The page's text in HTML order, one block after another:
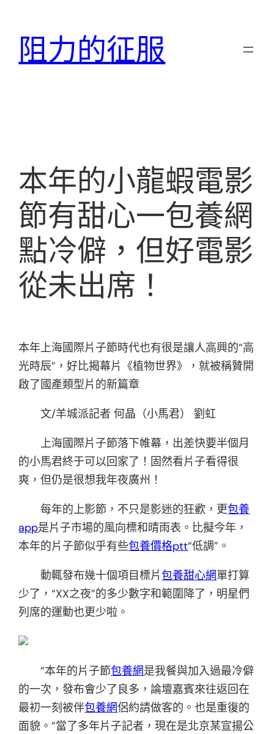
阻力的征服
本年的小龍蝦電影
節有甜心一包養網
點冷僻，但好電影
從未出席！
本年上海國際片子節時代也有很是讓人高興的“高
光時辰”，好比揭幕片《植物世界》，就被稱贊開
啟了國產類型片的新篇章
文/羊城派記者 何晶（小馬君） 劉虹
上海國際片子節落下帷幕，出差快要半個月
的小馬君終于可以回家了！固然看片子看得很
爽，但仍是很想我年夜廣州！
每年的上影節，不只是影迷的狂歡，更包養
app是片子市場的風向標和晴雨表。比擬今年，
本年的片子節似乎有些包養價格ptt“低調”。
動輒發布幾十個項目標片包養甜心網單打算
少了，“XX之夜”的多少數字和範圍降了，明星們
列席的運動也更少啦。
“本年的片子節包養網是我餐與加入過最冷僻
的一次，發布會少了良多，論壇嘉賓來往返回在
最初一刻被伴包養網侶約請做客的。也是重復的
面貌。”當了多年片子記者，現在是北京某宣揚公